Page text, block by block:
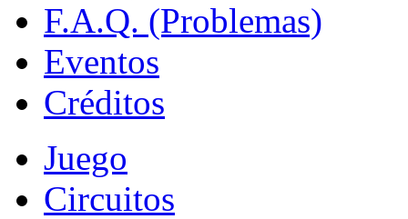
F.A.Q. (Problemas)
Eventos
Créditos
Juego
Circuitos